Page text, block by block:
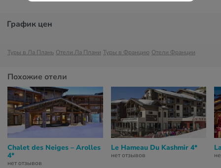
График цен
Туры в Ла Плань Отели Ла Плани Туры в Францию Отели Франции
Похожие отели
Chalet des Neiges – Arolles
4*
нет отзывов
Le Hameau Du Kashmir 4*
нет отзывов